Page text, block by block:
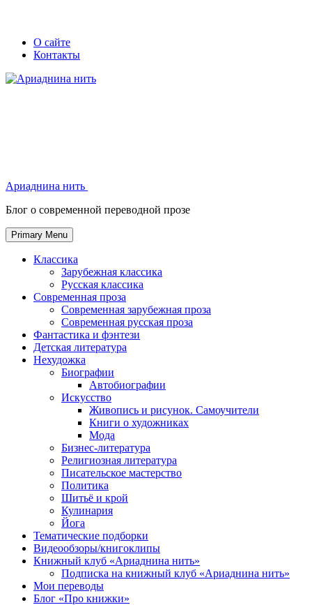
Skip
Secondary
left
navigation
Secondary
right
navigation
О сайте
Контакты
Ариаднина нить
Блог о современной переводной прозе
Primary Menu
Классика
Зарубежная классика
Русская классика
Современная проза
Современная зарубежная проза
Современная русская проза
Фантастика и фэнтези
Детская литература
Нехудожка
Биографии
Автобиографии
Искусство
Живопись и рисунок. Самоучители
Книги о художниках
Мода
Бизнес-литература
Религиозная литература
Писательское мастерство
Политика
Шитьё и крой
Кулинария
Йога
Тематические подборки
Видеообзоры/книгоклипы
Книжный клуб «Ариаднина нить»
Подписка на книжный клуб «Ариаднина нить»
Мои переводы
Блог «Про книжки»